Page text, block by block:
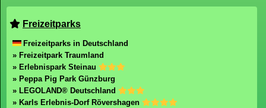
Freizeitparks
Freizeitparks in Deutschland
» Freizeitpark Traumland
» Erlebnispark Steinau
» Peppa Pig Park Günzburg
» LEGOLAND® Deutschland
» Karls Erlebnis-Dorf Rövershagen